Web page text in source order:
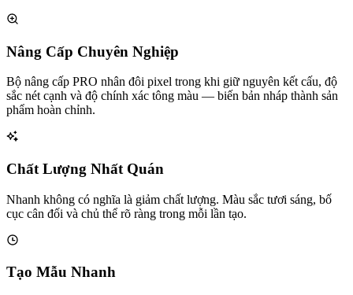
Nâng Cấp Chuyên Nghiệp
Bộ nâng cấp PRO nhân đôi pixel trong khi giữ nguyên kết cấu, độ
sắc nét cạnh và độ chính xác tông màu — biến bản nháp thành sản
phẩm hoàn chỉnh.
Chất Lượng Nhất Quán
Nhanh không có nghĩa là giảm chất lượng. Màu sắc tươi sáng, bố
cục cân đối và chủ thể rõ ràng trong mỗi lần tạo.
Tạo Mẫu Nhanh